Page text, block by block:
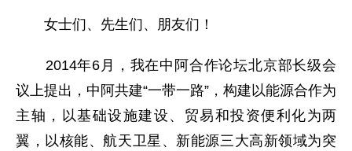
女士们、先生们、朋友们！
2014年6月，我在中阿合作论坛北京部长级会
议上提出，中阿共建“一带一路”，构建以能源合作为
主轴，以基础设施建设、贸易和投资便利化为两
翼，以核能、航天卫星、新能源三大高新领域为突